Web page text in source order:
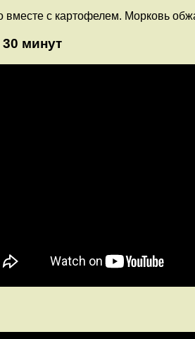
с картофелем. Морковь
минут